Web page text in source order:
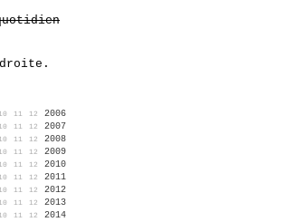
10 11 12 2006
10 11 12 2007
10 11 12 2008
10 11 12 2009
10 11 12 2010
10 11 12 2011
10 11 12 2012
10 11 12 2013
10 11 12 2014